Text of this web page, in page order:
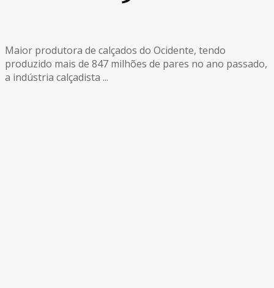
Maior produtora de calçados do Ocidente, tendo
produzido mais de 847 milhões de pares no ano passado,
a indústria calçadista ...